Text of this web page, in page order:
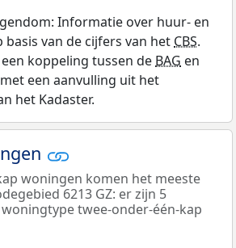
Informatie over huur- en
van de cijfers van hetCBS.
koppeling tussen deBAG en
een aanvulling uit het
het Kadaster.
woningen komen het meeste
6213 GZ: er zijn 5
twee-onder-één-kap